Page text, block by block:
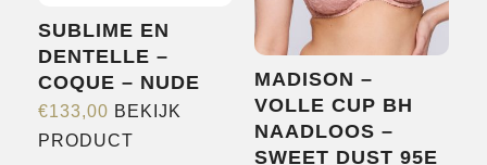
SUBLIME EN
DENTELLE –
COQUE – NUDE
€133,00 BEKIJK
PRODUCT
MADISON –
VOLLE CUP BH
NAADLOOS –
SWEET DUST 95E